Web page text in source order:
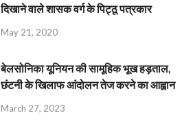
दिखाने वाले शासक वर्ग के पिट्ठू पत्रकार
May 21, 2020
बेलसोनिका यूनियन की सामूहिक भूख हड़ताल,
छंटनी के खिलाफ आंदोलन तेज करने का आह्वान
March 27, 2023